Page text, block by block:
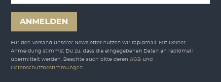
ANMELDEN
Für den Versand unserer Newsletter nutzen wir rapidmail. Mit Deiner
Anmeldung stimmst Du zu, dass die eingegebenen Daten an rapidmail
übermittelt werden. Beachte auch bitte derenAGB und
Datenschutzbestimmungen